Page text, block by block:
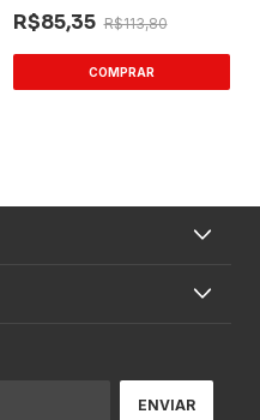
R$85,35 R$113,80